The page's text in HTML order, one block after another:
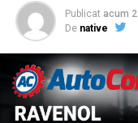
fabulos – Capital |
Publicat acum
De native